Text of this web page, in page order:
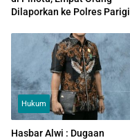
Dilaporkan ke Polres Parigi
Hukum
Hasbar Alwi : Dugaan